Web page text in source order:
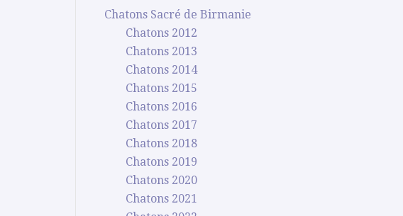
Chatons Sacré de Birmanie
Chatons 2012
Chatons 2013
Chatons 2014
Chatons 2015
Chatons 2016
Chatons 2017
Chatons 2018
Chatons 2019
Chatons 2020
Chatons 2021